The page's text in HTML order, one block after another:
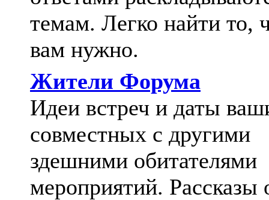
темам. Легко найти то,
вам нужно.
Жители Форума
Идеи встреч и даты
совместных с другими
здешними обитателями
мероприятий. Рассказы